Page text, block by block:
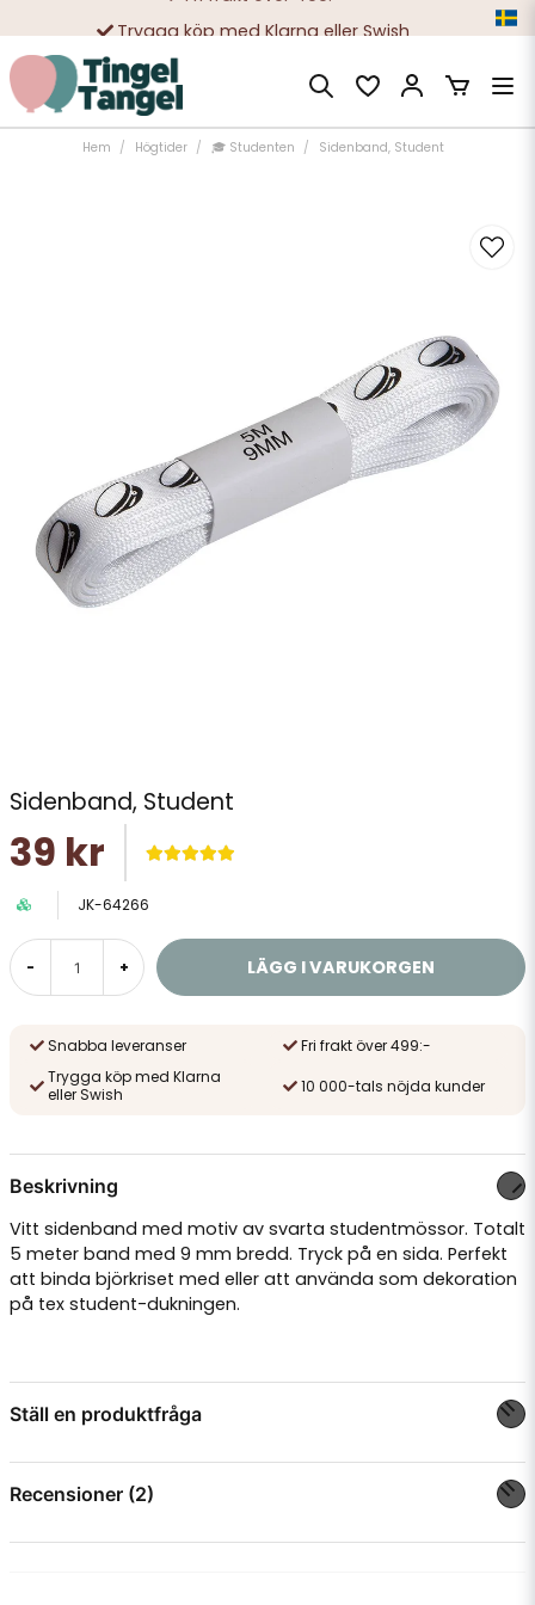
Trygga köp med Klarna eller Swish
10 000-tals nöjda kunder
Hem Högtider 🎓 Studenten Sidenband, Student
Sidenband, Student
39 kr
JK-64266
- + LÄGG I VARUKORGEN
Snabba leveranser
Fri frakt över 499:-
Trygga köp med Klarna
eller Swish
10 000-tals nöjda kunder
Beskrivning
Vitt sidenband med motiv av svarta studentmössor. Totalt
5 meter band med 9 mm bredd. Tryck på en sida. Perfekt
att binda björkriset med eller att använda som dekoration
på tex student-dukningen.
Ställ en produktfråga
Fråga oss något om denna produkten...
Recensioner (2)